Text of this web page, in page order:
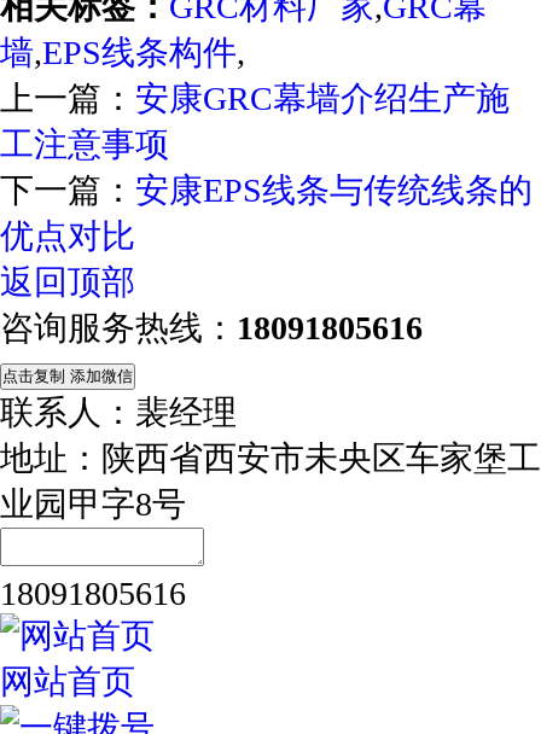
墙,EPS线条构件,
上一篇： 安康GRC幕墙介绍生产施
工注意事项
下一篇： 安康EPS线条与传统线条的
优点对比
返回顶部
咨询服务热线： 18091805616
点击复制 添加微信
联系人：裴经理
地址：陕西省西安市未央区车家堡工
业园甲字8号
18091805616
网站首页